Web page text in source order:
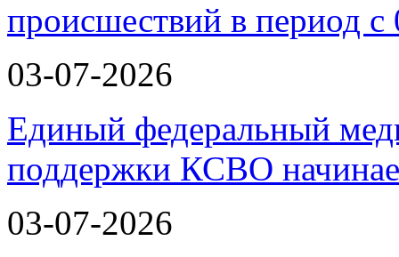
происшествий в период
03-07-2026
Единый федеральный
поддержки КСВО
03-07-2026